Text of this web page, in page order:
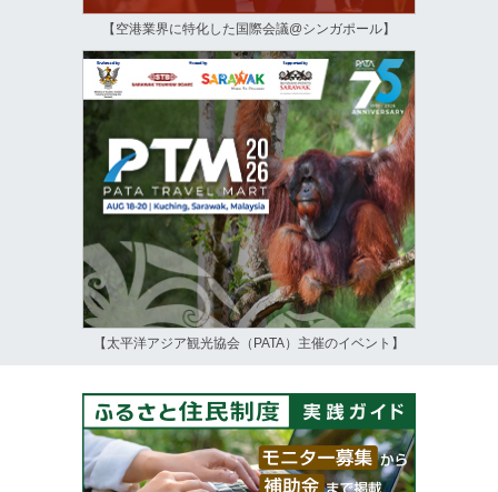
【空港業界に特化した国際会議@シンガポール】
【太平洋アジア観光協会（PATA）主催のイベント】